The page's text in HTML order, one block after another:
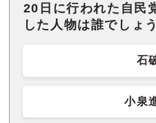
20日に行われた自民
した人物は誰でしょう
石
小泉